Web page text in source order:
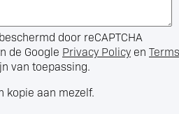
door reCAPTCHA
de Google Privacy Policy en Terms
van toepassing.
kopie aan mezelf.